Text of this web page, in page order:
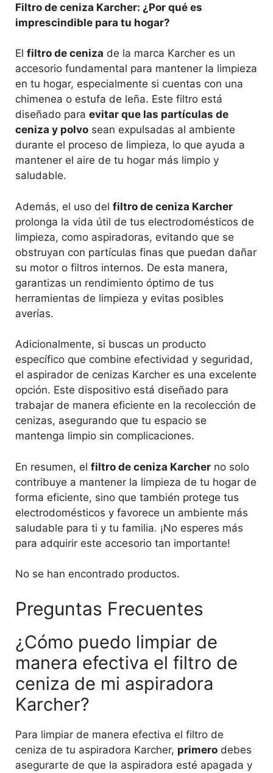
Filtro de ceniza Karcher: ¿Por qué es
imprescindible para tu hogar?
El filtro de ceniza de la marca Karcher es un
accesorio fundamental para mantener la limpieza
en tu hogar, especialmente si cuentas con una
chimenea o estufa de leña. Este filtro está
diseñado para evitar que las partículas de
ceniza y polvo sean expulsadas al ambiente
durante el proceso de limpieza, lo que ayuda a
mantener el aire de tu hogar más limpio y
saludable.
Además, el uso del filtro de ceniza Karcher
prolonga la vida útil de tus electrodomésticos de
limpieza, como aspiradoras, evitando que se
obstruyan con partículas finas que puedan dañar
su motor o filtros internos. De esta manera,
garantizas un rendimiento óptimo de tus
herramientas de limpieza y evitas posibles
averías.
Adicionalmente, si buscas un producto
específico que combine efectividad y seguridad,
el aspirador de cenizas Karcher es una excelente
opción. Este dispositivo está diseñado para
trabajar de manera eficiente en la recolección de
cenizas, asegurando que tu espacio se
mantenga limpio sin complicaciones.
En resumen, el filtro de ceniza Karcher no solo
contribuye a mantener la limpieza de tu hogar de
forma eficiente, sino que también protege tus
electrodomésticos y favorece un ambiente más
saludable para ti y tu familia. ¡No esperes más
para adquirir este accesorio tan importante!
No se han encontrado productos.
Preguntas Frecuentes
¿Cómo puedo limpiar de
manera efectiva el filtro de
ceniza de mi aspiradora
Karcher?
Para limpiar de manera efectiva el filtro de
ceniza de tu aspiradora Karcher, primero debes
asegurarte de que la aspiradora esté apagada y